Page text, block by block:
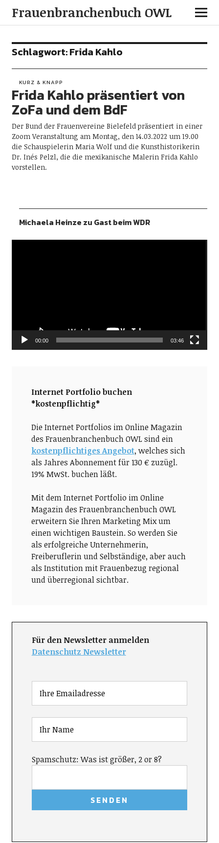
Frauenbranchenbuch OWL
Schlagwort:Frida Kahlo
KURZ & KNAPP
Frida Kahlo präsentiert von
ZoFa und dem BdF
Der Bund der Frauenvereine Bielefeld präsentiert in einer
Zoom Veranstaltung am Montag, den 14.03.2022 um 19.00
die Schauspielerin Maria Wolf und die Kunsthistorikerin
Dr. Inés Pelzl, die die mexikanische Malerin Frida Kahlo
vorstellen.
Michaela Heinze zu Gast beim WDR
00:00 03:46
Internet Portfolio buchen
*kostenpflichtig*
Die Internet Portfolios im Online Magazin
des Frauenbranchenbuch OWL sind ein
kostenpflichtiges Angebot, welches sich
als Jahres Abonnement für 130 € zuzügl.
19% MwSt. buchen läßt.
Mit dem Internet Portfolio im Online
Magazin des Frauenbranchenbuch OWL
erweitern Sie Ihren Marketing Mix um
einen wichtigen Baustein. So werden Sie
als erfolgreiche Unternehmerin,
Freiberuflerin und Selbständige, aber auch
als Institution mit Frauenbezug regional
und überregional sichtbar.
Für den Newsletter anmelden
Datenschutz Newsletter
Spamschutz: Was ist größer, 2 or 8?